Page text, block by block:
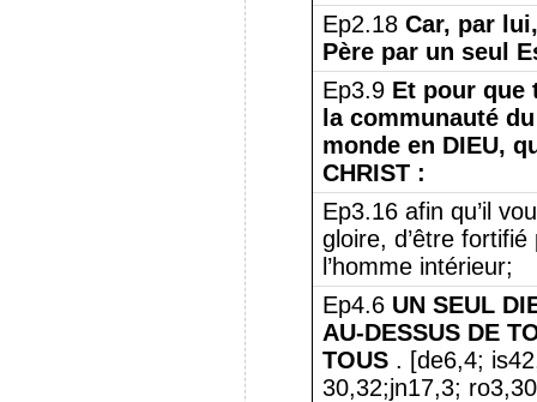
Ep2.18 Car, par
Père par un seul
Ep3.9 Et pour que
la communauté
monde en DIEU,
CHRIST :
Ep3.16 afin qu’il
gloire, d’être
l’homme intérieur;
Ep4.6 UN SEUL
AU-DESSUS DE
TOUS. [de6,4;
30,32;jn17,3;